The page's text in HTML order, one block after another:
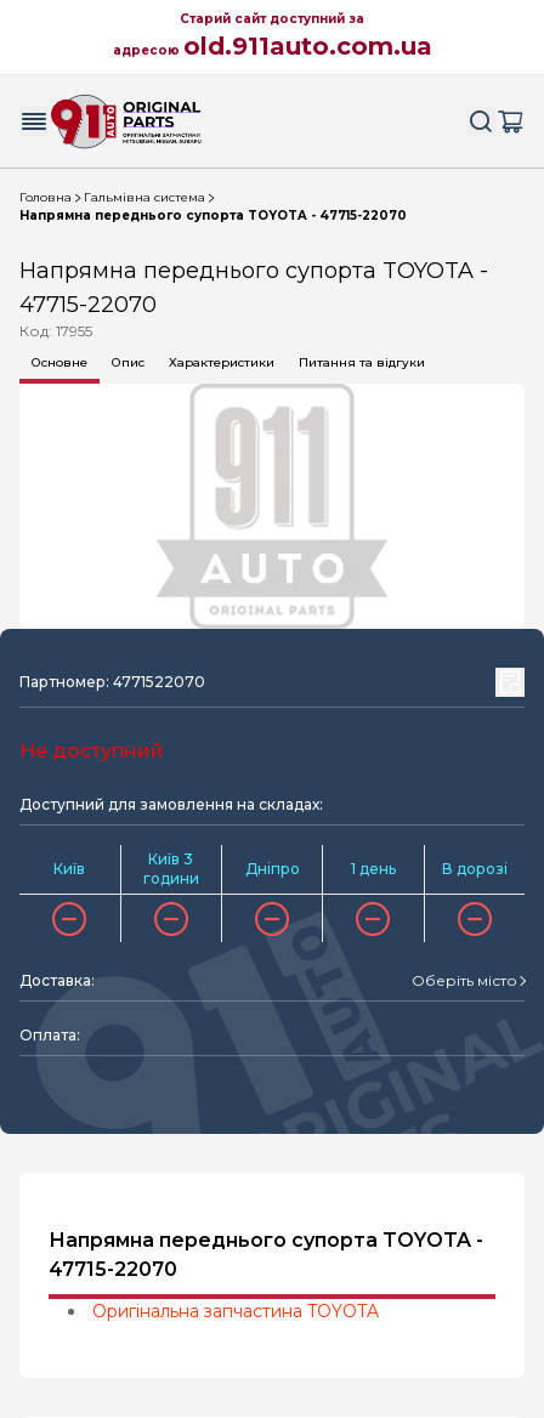
Старий сайт доступний за
адресою old.911auto.com.ua
Головна
Гальмівна система
Напрямна переднього супорта TOYOTA - 47715-22070
Напрямна переднього супорта TOYOTA -
47715-22070
Код: 17955
Основне Опис Характеристики Питання та відгуки
Партномер: 4771522070
Не доступний
Доступний для замовлення на складах:
Київ
Київ 3
години
Дніпро 1 день В дорозі
Доставка: Оберіть місто
Оплата:
Напрямна переднього супорта TOYOTA -
47715-22070
Оригінальна запчастина TOYOTA